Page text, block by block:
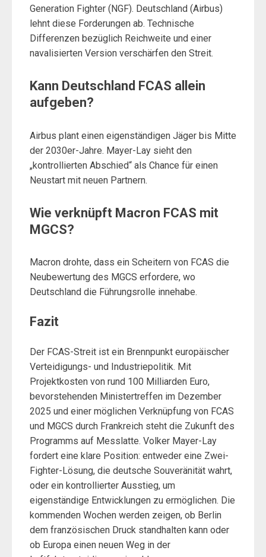
Generation Fighter (NGF). Deutschland (Airbus)
lehnt diese Forderungen ab. Technische
Differenzen bezüglich Reichweite und einer
navalisierten Version verschärfen den Streit.
Kann Deutschland FCAS allein
aufgeben?
Airbus plant einen eigenständigen Jäger bis Mitte
der 2030er-Jahre. Mayer-Lay sieht den
„kontrollierten Abschied“ als Chance für einen
Neustart mit neuen Partnern.
Wie verknüpft Macron FCAS mit
MGCS?
Macron drohte, dass ein Scheitern von FCAS die
Neubewertung des MGCS erfordere, wo
Deutschland die Führungsrolle innehabe.
Fazit
Der FCAS-Streit ist ein Brennpunkt europäischer
Verteidigungs- und Industriepolitik. Mit
Projektkosten von rund 100 Milliarden Euro,
bevorstehenden Ministertreffen im Dezember
2025 und einer möglichen Verknüpfung von FCAS
und MGCS durch Frankreich steht die Zukunft des
Programms auf Messlatte. Volker Mayer-Lay
fordert eine klare Position: entweder eine Zwei-
Fighter-Lösung, die deutsche Souveränität wahrt,
oder ein kontrollierter Ausstieg, um
eigenständige Entwicklungen zu ermöglichen. Die
kommenden Wochen werden zeigen, ob Berlin
dem französischen Druck standhalten kann oder
ob Europa einen neuen Weg in der